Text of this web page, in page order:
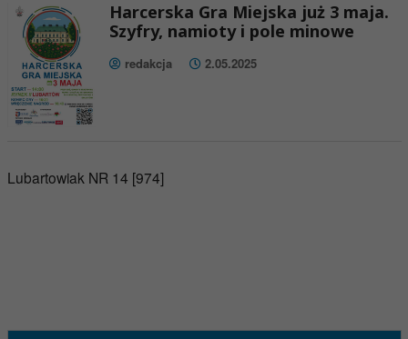
Harcerska Gra Miejska już 3 maja.
Szyfry, namioty i pole minowe
redakcja 2.05.2025
Lubartowiak NR 14 [974]